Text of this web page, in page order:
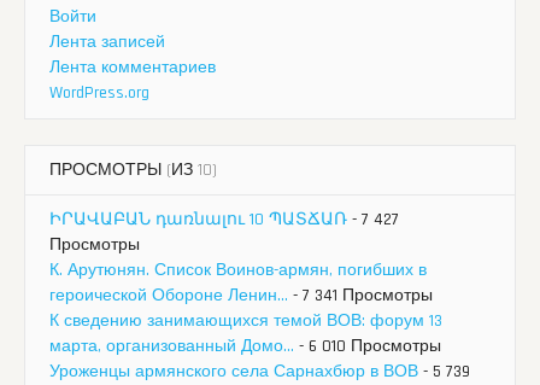
Войти
Лента записей
Лента комментариев
WordPress.org
ПРОСМОТРЫ (ИЗ 10)
ԻՐԱՎԱԲԱՆ դառնալու 10 ՊԱՏՃԱՌ - 7 427
Просмотры
К. Арутюнян. Список Воинов-армян, погибших в
героической Обороне Ленин... - 7 341 Просмотры
К сведению занимающихся темой ВОВ: форум 13
марта, организованный Домо... - 6 010 Просмотры
Уроженцы армянского села Сарнахбюр в ВОВ - 5 739